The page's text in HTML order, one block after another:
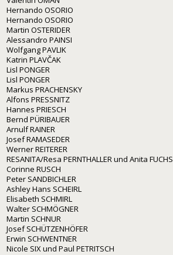
Hernando OSORIO
Hernando OSORIO
Martin OSTERIDER
Alessandro PAINSI
Wolfgang PAVLIK
Katrin PLAVČAK
Lisl PONGER
Lisl PONGER
Markus PRACHENSKY
Alfons PRESSNITZ
Hannes PRIESCH
Bernd PÜRIBAUER
Arnulf RAINER
Josef RAMASEDER
Werner REITERER
RESANITA/Resa PERNTHALLER und Anita FUCHS
Corinne RUSCH
Peter SANDBICHLER
Ashley Hans SCHEIRL
Elisabeth SCHMIRL
Walter SCHMÖGNER
Martin SCHNUR
Josef SCHÜTZENHÖFER
Erwin SCHWENTNER
Nicole SIX und Paul PETRITSCH